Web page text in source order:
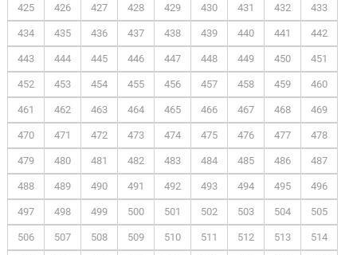
425 426 427 428 429 430 431 432 433
434 435 436 437 438 439 440 441 442
443 444 445 446 447 448 449 450 451
452 453 454 455 456 457 458 459 460
461 462 463 464 465 466 467 468 469
470 471 472 473 474 475 476 477 478
479 480 481 482 483 484 485 486 487
488 489 490 491 492 493 494 495 496
497 498 499 500 501 502 503 504 505
506 507 508 509 510 511 512 513 514